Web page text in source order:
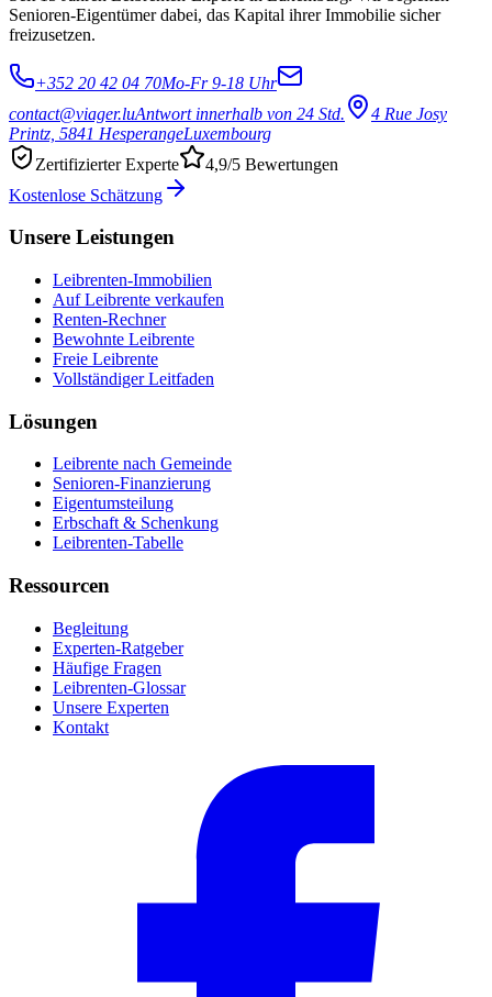
Senioren-Eigentümer dabei, das Kapital ihrer Immobilie sicher
freizusetzen.
+352 20 42 04 70Mo-Fr 9-18 Uhr
contact@viager.luAntwort innerhalb von 24 Std.
4 Rue Josy
Printz, 5841 HesperangeLuxembourg
Zertifizierter Experte
4,9/5 Bewertungen
Kostenlose Schätzung
Unsere Leistungen
Leibrenten-Immobilien
Auf Leibrente verkaufen
Renten-Rechner
Bewohnte Leibrente
Freie Leibrente
Vollständiger Leitfaden
Lösungen
Leibrente nach Gemeinde
Senioren-Finanzierung
Eigentumsteilung
Erbschaft & Schenkung
Leibrenten-Tabelle
Ressourcen
Begleitung
Experten-Ratgeber
Häufige Fragen
Leibrenten-Glossar
Unsere Experten
Kontakt